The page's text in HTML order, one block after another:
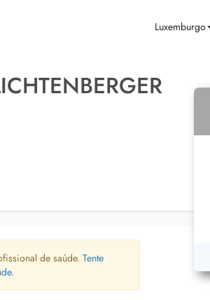
Luxemburgo
de saúde. Tente